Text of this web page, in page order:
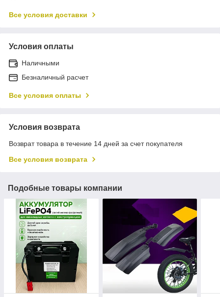
Все условия доставки
Условия оплаты
Наличными
Безналичный расчет
Все условия оплаты
Условия возврата
Возврат товара в течение 14 дней за счет покупателя
Все условия возврата
Подобные товары компании